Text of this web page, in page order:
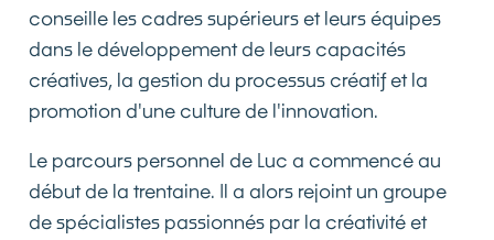
conseille les cadres supérieurs et leurs équipes
dans le développement de leurs capacités
créatives, la gestion du processus créatif et la
promotion d'une culture de l'innovation.
Le parcours personnel de Luc a commencé au
début de la trentaine. Il a alors rejoint un groupe
de spécialistes passionnés par la créativité et